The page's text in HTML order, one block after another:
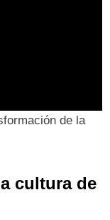
de la
cultura de